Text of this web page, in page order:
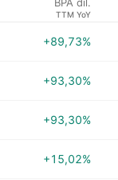
TTM YoY
+89,73%
+93,30%
+93,30%
+15,02%